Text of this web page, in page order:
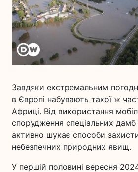
Завдяки екстремальним
в Європі набувають такої ж
Африці. Від використання
спорудження спеціальних
активно шукає способи
небезпечних природних явищ.
У першій половині вересня